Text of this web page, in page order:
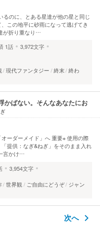
のに、とある星達が他の星と同じ
この地平に砂雨になって逃げてき
が折り重なり…
1話
3,972文字
現代ファンタジー 終末 終わ
かばない。そんなあなたにお
ーダーメイド」へ 重要※ 使用の際
提供：なぎ&ねぎ」をそのまま入れ
言かけ…
3,954文字
世界観 ご自由にどうぞ ジャン
次へ